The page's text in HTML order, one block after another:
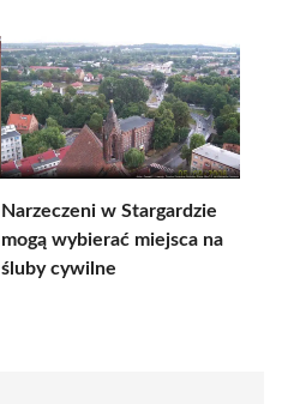
Narzeczeni w Stargardzie
mogą wybierać miejsca na
śluby cywilne